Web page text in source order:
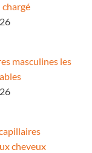
masculines les
cheveux